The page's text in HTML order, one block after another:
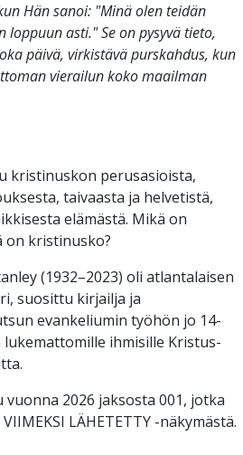
Hän sanoi: "Minä olen teidän
asti." Se on pysyvä tieto,
päivä, virkistävä purskahdus, kun
vierailun koko maailman
kristinuskon perusasioista,
taivaasta ja helvetistä,
elämästä. Mikä on
on kristinusko?
(1932–2023) oli atlantalaisen
suosittu kirjailja ja
evankeliumin työhön jo 14-
ihmisille Kristus-
2026 jaksosta 001, jotka
LÄHETETTY -näkymästä.